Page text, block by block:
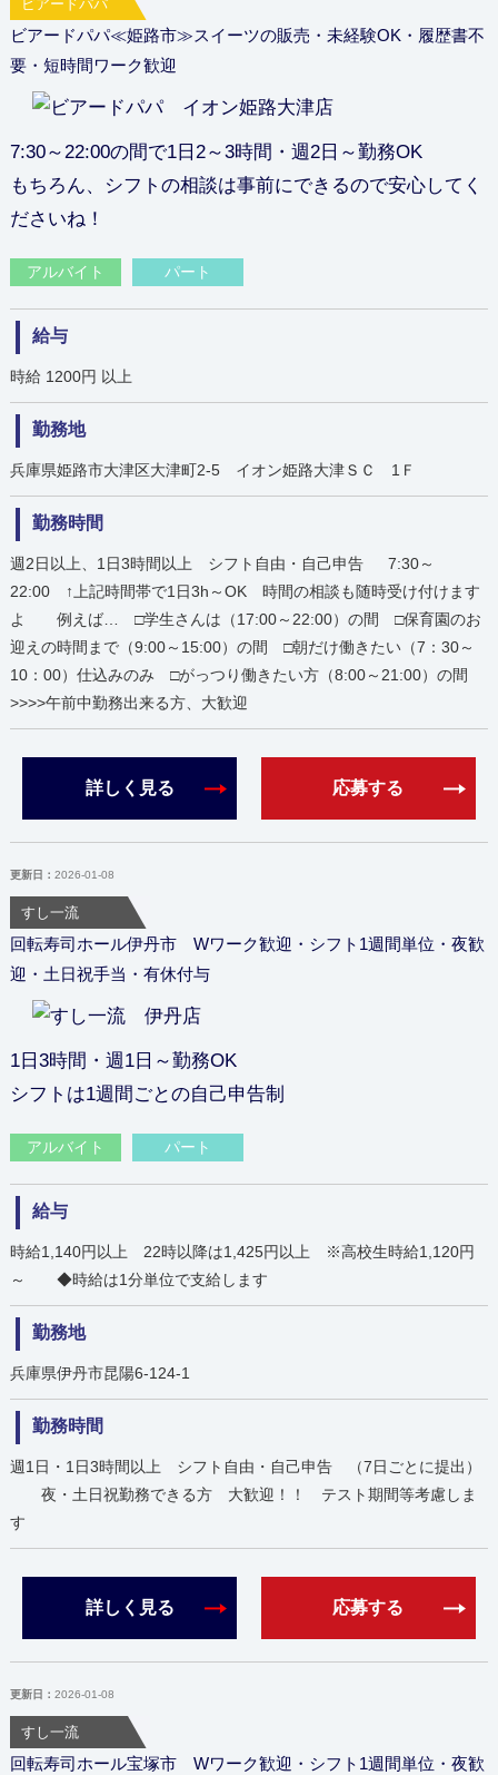
ビアードパパ
ビアードパパ≪姫路市≫スイーツの販売・未経験OK・履歴書不
要・短時間ワーク歓迎
7:30～22:00の間で1日2～3時間・週2日～勤務OK
もちろん、シフトの相談は事前にできるので安心してく
ださいね！
アルバイト パート
給与
時給 1200円 以上
勤務地
兵庫県姫路市大津区大津町2-5 イオン姫路大津ＳＣ 1Ｆ
勤務時間
週2日以上、1日3時間以上 シフト自由・自己申告 7:30～
22:00 ↑上記時間帯で1日3h～OK 時間の相談も随時受け付けます
よ 例えば… □学生さんは（17:00～22:00）の間 □保育園のお
迎えの時間まで（9:00～15:00）の間 □朝だけ働きたい（7：30～
10：00）仕込みのみ □がっつり働きたい方（8:00～21:00）の間
>>>>午前中勤務出来る方、大歓迎
詳しく見る 応募する
更新日： 2026-01-08
すし一流
回転寿司ホール伊丹市 Wワーク歓迎・シフト1週間単位・夜歓
迎・土日祝手当・有休付与
1日3時間・週1日～勤務OK
シフトは1週間ごとの自己申告制
アルバイト パート
給与
時給1,140円以上 22時以降は1,425円以上 ※高校生時給1,120円
～ ◆時給は1分単位で支給します
勤務地
兵庫県伊丹市昆陽6-124-1
勤務時間
週1日・1日3時間以上 シフト自由・自己申告 （7日ごとに提出）
夜・土日祝勤務できる方 大歓迎！！ テスト期間等考慮しま
す
詳しく見る 応募する
更新日： 2026-01-08
すし一流
回転寿司ホール宝塚市 Wワーク歓迎・シフト1週間単位・夜歓